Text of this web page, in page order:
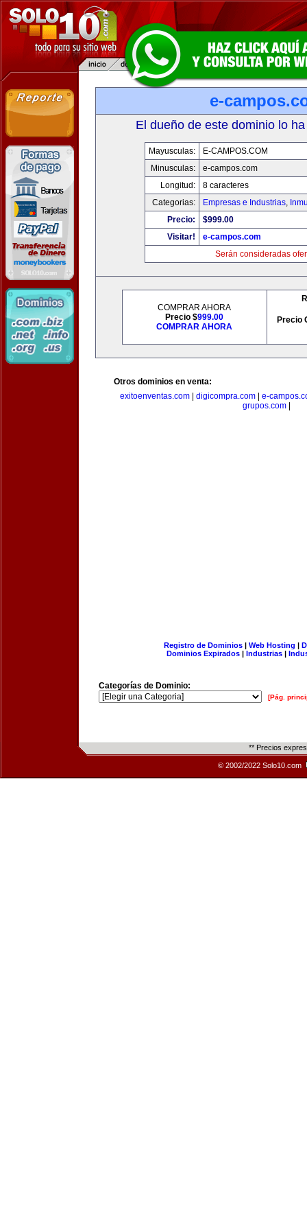
e-
El dueño de este dominio lo
Mayusculas:
E-CAMPOS.COM
Minusculas:
e-campos.com
Longitud:
8 caracteres
Categorias:
Empresas e Industrias,
Precio:
$999.00
Visitar!
e-campos.com
Serán consideradas
COMPRAR AHORA
Precio $999.00
COMPRAR AHORA
Precio
Otros dominios en venta:
exitoenventas.com| digicompra.com| e-
grupos.com
Registro de Dominios| Web Hosting |
Dominios Expirados | Industrias |
Categorías de Dominio:
[Pág.
** Precios
© 2002/2022 Solo10.com